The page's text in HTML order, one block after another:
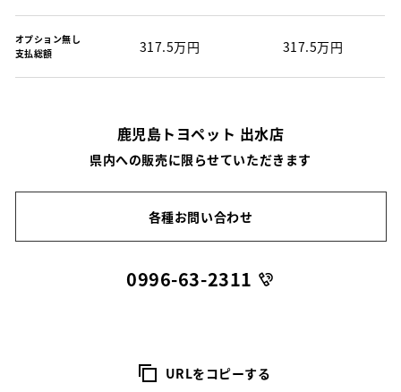
オプション無し
支払総額
317.5万円 317.5万円
鹿児島トヨペット 出水店
県内への販売に限らせていただきます
各種お問い合わせ
0996-63-2311
URLをコピーする